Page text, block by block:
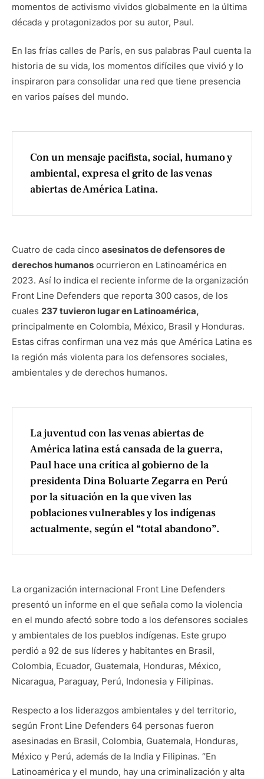
momentos de activismo vividos globalmente en la última
década y protagonizados por su autor, Paul.
En las frías calles de París, en sus palabras Paul cuenta la
historia de su vida, los momentos difíciles que vivió y lo
inspiraron para consolidar una red que tiene presencia
en varios países del mundo.
Con un mensaje pacifista, social, humano y
ambiental, expresa el grito de las venas
abiertas de América Latina.
Cuatro de cada cinco asesinatos de defensores de
derechos humanos ocurrieron en Latinoamérica en
2023. Así lo indica el reciente informe de la organización
Front Line Defenders que reporta 300 casos, de los
cuales 237 tuvieron lugar en Latinoamérica,
principalmente en Colombia, México, Brasil y Honduras.
Estas cifras confirman una vez más que América Latina es
la región más violenta para los defensores sociales,
ambientales y de derechos humanos.
La juventud con las venas abiertas de
América latina está cansada de la guerra,
Paul hace una crítica al gobierno de la
presidenta Dina Boluarte Zegarra en Perú
por la situación en la que viven las
poblaciones vulnerables y los indígenas
actualmente, según el “total abandono”.
La organización internacional Front Line Defenders
presentó un informe en el que señala como la violencia
en el mundo afectó sobre todo a los defensores sociales
y ambientales de los pueblos indígenas. Este grupo
perdió a 92 de sus líderes y habitantes en Brasil,
Colombia, Ecuador, Guatemala, Honduras, México,
Nicaragua, Paraguay, Perú, Indonesia y Filipinas.
Respecto a los liderazgos ambientales y del territorio,
según Front Line Defenders 64 personas fueron
asesinadas en Brasil, Colombia, Guatemala, Honduras,
México y Perú, además de la India y Filipinas. “En
Latinoamérica y el mundo, hay una criminalización y alta